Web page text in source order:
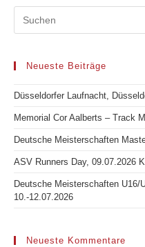
Neueste Beiträge
Düsseldorfer Laufnacht,
Memorial Cor Aalberts – Track
Deutsche Meisterschaften
ASV Runners Day, 09.07.2026
Deutsche Meisterschaften U16/
10.-12.07.2026
Neueste Kommentare